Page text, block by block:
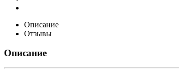
Описание
Отзывы
Описание